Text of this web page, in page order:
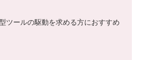
ツールの駆動を求める方におすすめ